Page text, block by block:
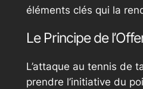
éléments clés qui la
Le Principe de
L’attaque au tennis de
prendre l’initiative du